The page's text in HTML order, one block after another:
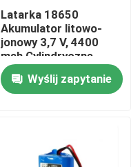
Latarka 18650
Akumulator litowo-
jonowy 3,7 V, 4400
mah Cylindryczne
ogniwa litowo-jonowe
18650Wyślij zapytanie